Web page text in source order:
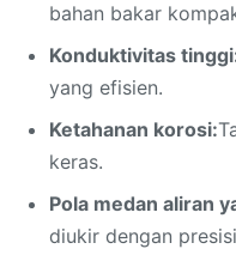
bahan bakar
Konduktivitas
yang efisien.
Ketahanan korosi:
keras.
Pola medan aliran
diukir dengan